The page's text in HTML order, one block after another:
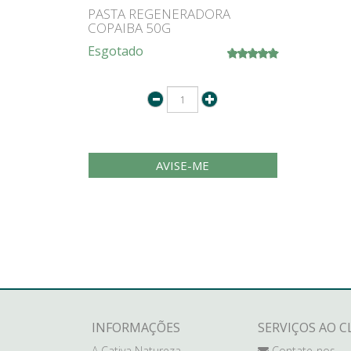
PASTA REGENERADORA
COPAIBA 50G
Esgotado
AVISE-ME
INFORMAÇÕES SERVIÇOS AO